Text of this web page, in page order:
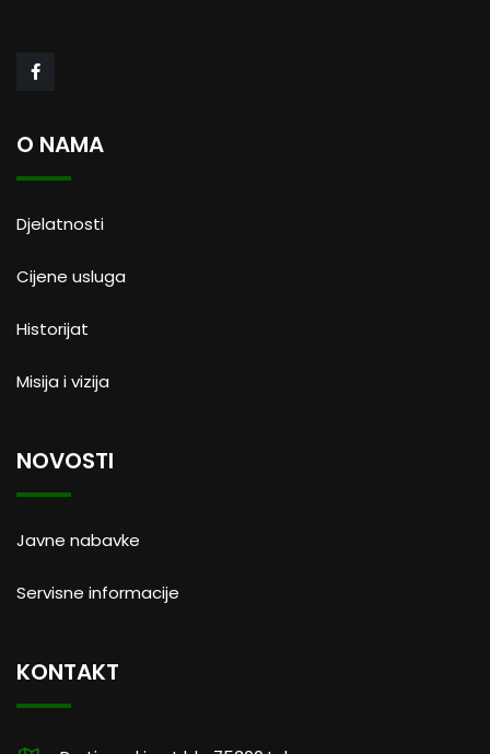
O NAMA
Djelatnosti
Cijene usluga
Historijat
Misija i vizija
NOVOSTI
Javne nabavke
Servisne informacije
KONTAKT